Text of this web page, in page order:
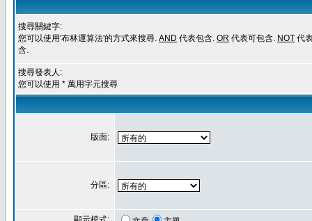
搜尋關鍵字:
您可以使用'布林運算法'的方式來搜尋. AND 代表包含. OR 代表可包含. NOT 代
含.
搜尋發表人:
您可以使用 * 萬用字元搜尋
版面:
分區: